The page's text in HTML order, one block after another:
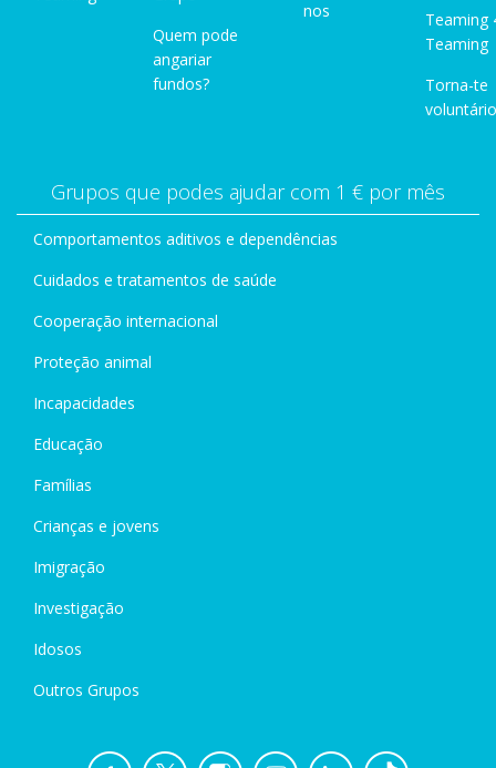
Quem pode
angariar
fundos?
nos
Teaming
Teaming
Torna-te
Grupos que podes ajudar com 1 € por mês
Comportamentos aditivos e dependências
Cuidados e tratamentos de saúde
Cooperação internacional
Proteção animal
Incapacidades
Educação
Famílias
Crianças e jovens
Imigração
Investigação
Idosos
Outros Grupos